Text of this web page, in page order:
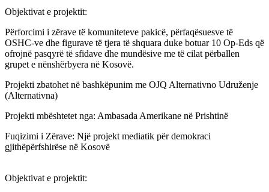
Objektivat e projektit:
Përforcimi i zërave të komuniteteve pakicë, përfaqësuesve të
OSHC-ve dhe figurave të tjera të shquara duke botuar 10 Op-Eds që
ofrojnë pasqyrë të sfidave dhe mundësive me të cilat përballen
grupet e nënshërbyera në Kosovë.
Projekti zbatohet në bashkëpunim me OJQ Alternativno Udruženje
(Alternativna)
Projekti mbështetet nga: Ambasada Amerikane në Prishtinë
Fuqizimi i Zërave: Një projekt mediatik për demokraci
gjithëpërfshirëse në Kosovë
Objektivat e projektit: